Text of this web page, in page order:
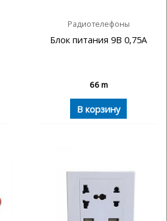
Радиотелефоны
Блок питания 9В 0,75А
66m
В корзину